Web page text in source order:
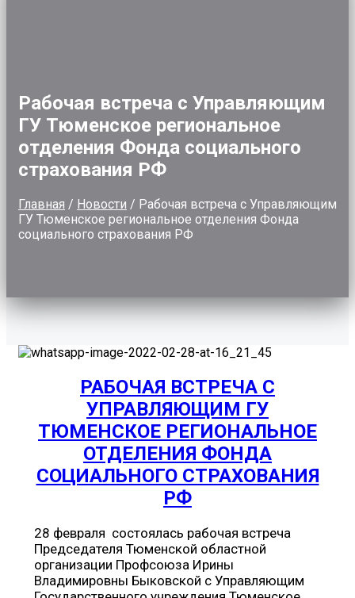
Рабочая встреча с Управляющим
ГУ Тюменское региональное
отделения Фонда социального
страхования РФ
Главная / Новости / Рабочая встреча с Управляющим
ГУ Тюменское региональное отделения Фонда
социального страхования РФ
РАБОЧАЯ ВСТРЕЧА С
УПРАВЛЯЮЩИМ ГУ
ТЮМЕНСКОЕ РЕГИОНАЛЬНОЕ
ОТДЕЛЕНИЯ ФОНДА
СОЦИАЛЬНОГО СТРАХОВАНИЯ
РФ
28 февраля состоялась рабочая встреча
Председателя Тюменской областной
организации Профсоюза Ирины
Владимировны Быковской с Управляющим